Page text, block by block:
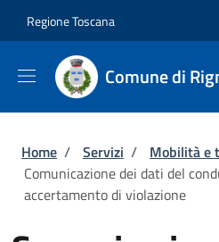
Regione Toscana
Comune di
Briciole di pane
Home / Servizi / Mobilità e
Comunicazione dei dati del
accertamento di violazione